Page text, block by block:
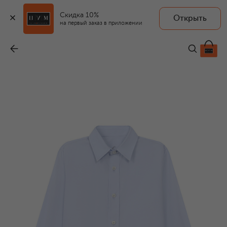
Скидка 10%
на первый заказ в приложении
Открыть
16 700 ₽